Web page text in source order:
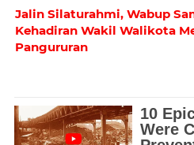
Jalin Silaturahmi, Wabup
Kehadiran Wakil Walikota
Pangururan